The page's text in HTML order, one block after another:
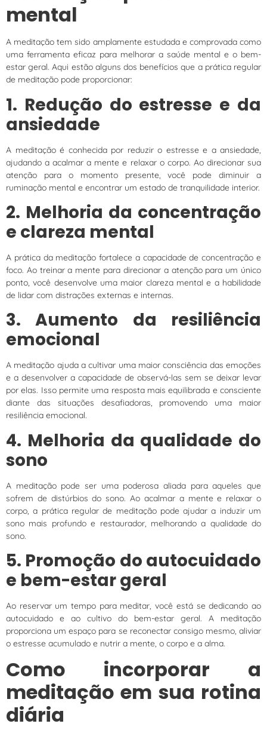
mental
A meditação tem sido amplamente estudada e comprovada como
uma ferramenta eficaz para melhorar a saúde mental e o bem-
estar geral. Aqui estão alguns dos benefícios que a prática regular
de meditação pode proporcionar:
1. Redução do estresse e da
ansiedade
A meditação é conhecida por reduzir o estresse e a ansiedade,
ajudando a acalmar a mente e relaxar o corpo. Ao direcionar sua
atenção para o momento presente, você pode diminuir a
ruminação mental e encontrar um estado de tranquilidade interior.
2. Melhoria da concentração
e clareza mental
A prática da meditação fortalece a capacidade de concentração e
foco. Ao treinar a mente para direcionar a atenção para um único
ponto, você desenvolve uma maior clareza mental e a habilidade
de lidar com distrações externas e internas.
3. Aumento da resiliência
emocional
A meditação ajuda a cultivar uma maior consciência das emoções
e a desenvolver a capacidade de observá-las sem se deixar levar
por elas. Isso permite uma resposta mais equilibrada e consciente
diante das situações desafiadoras, promovendo uma maior
resiliência emocional.
4. Melhoria da qualidade do
sono
A meditação pode ser uma poderosa aliada para aqueles que
sofrem de distúrbios do sono. Ao acalmar a mente e relaxar o
corpo, a prática regular de meditação pode ajudar a induzir um
sono mais profundo e restaurador, melhorando a qualidade do
sono.
5. Promoção do autocuidado
e bem-estar geral
Ao reservar um tempo para meditar, você está se dedicando ao
autocuidado e ao cultivo do bem-estar geral. A meditação
proporciona um espaço para se reconectar consigo mesmo, aliviar
o estresse acumulado e nutrir a mente, o corpo e a alma.
Como incorporar a
meditação em sua rotina
diária